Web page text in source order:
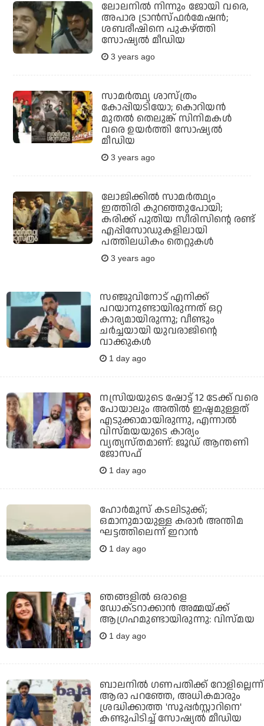
ലോലനില്‍ നിന്നും ജോയി വരെ,
അപാര ട്രാന്‍സ്ഫര്‍മേഷന്‍;
ശബരീഷിനെ പുകഴ്ത്തി
സോഷ്യല്‍ മീഡിയ
3 years ago
സാമര്‍ത്ഥ്യ ശാസ്ത്രം
കോപ്പിയടിയോ; കൊറിയന്‍
മുതല്‍ തെലുങ്ക് സിനിമകള്‍
വരെ ഉയര്‍ത്തി സോഷ്യല്‍
മീഡിയ
3 years ago
ലോജിക്കില്‍ സാമര്‍ത്ഥ്യം
ഇത്തിരി കുറഞ്ഞുപോയി;
കരിക്ക് പുതിയ സീരിസിന്റെ രണ്ട്
എപ്പിസോഡുകളിലായി
പത്തിലധികം തെറ്റുകള്‍
3 years ago
സഞ്ജുവിനോട് എനിക്ക്
പറയാനുണ്ടായിരുന്നത് ഒറ്റ
കാര്യമായിരുന്നു; വീണ്ടും
ചര്‍ച്ചയായി യുവരാജിന്റെ
വാക്കുകള്‍
1 day ago
നസ്രിയയുടെ ഷോട്ട് 12 ടേക്ക് വരെ
പോയാലും അതില്‍ ഇഷ്ടമുള്ളത്
എടുക്കാമായിരുന്നു, എന്നാല്‍
വിസ്മയയുടെ കാര്യം
വ്യത്യസ്തമാണ്: ജൂഡ് ആന്തണി
ജോസഫ്
1 day ago
ഹോര്‍മുസ് കടലിടുക്ക്;
ഒമാനുമായുള്ള കരാര്‍ അന്തിമ
ഘട്ടത്തിലെന്ന് ഇറാന്‍
1 day ago
ഞങ്ങളിൽ ഒരാളെ
ഡോക്‌ടറാക്കാൻ അമ്മയ്ക്ക്
ആഗ്രഹമുണ്ടായിരുന്നു: വിസ്മയ
1 day ago
ബാലനില്‍ ഗണപതിക്ക് റോളില്ലെന്ന്
ആരാ പറഞ്ഞേ, അധികമാരും
ശ്രദ്ധിക്കാത്ത 'സൂപ്പര്‍സ്റ്റാറിനെ'
കണ്ടുപിടിച്ച് സോഷ്യല്‍ മീഡിയ